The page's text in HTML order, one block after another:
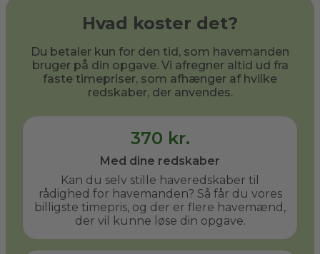
Hvad koster det?
Du betaler kun for den tid, som havemanden
bruger på din opgave. Vi afregner altid ud fra
faste timepriser, som afhænger af hvilke
redskaber, der anvendes.
370 kr.
Med dine redskaber
Kan du selv stille haveredskaber til
rådighed for havemanden? Så får du vores
billigste timepris, og der er flere havemænd,
der vil kunne løse din opgave.